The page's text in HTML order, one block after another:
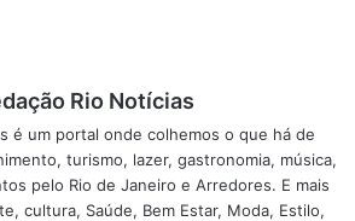
e venha a exercer sua função é
desproporcional e incompatível
perseguida com os concursos
Rio Notícias
é um portal onde colhemos o que há de
turismo, lazer, gastronomia, música,
pelo Rio de Janeiro e Arredores. E mais
cultura, Saúde, Bem Estar, Moda, Estilo,